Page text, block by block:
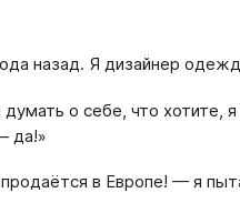
назад. Я дизайнер
о себе, что хотите,
да!»
в Европе! — я